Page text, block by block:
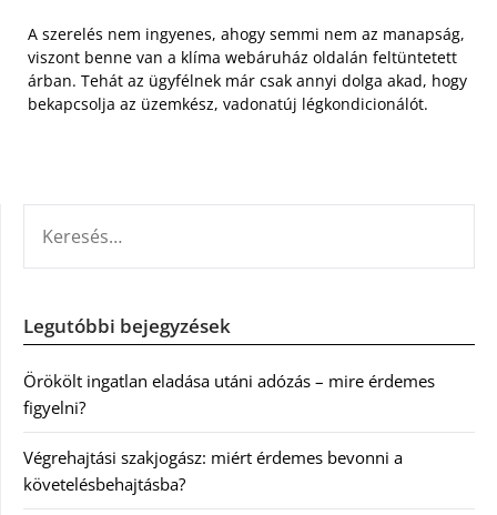
A szerelés nem ingyenes, ahogy semmi nem az manapság,
viszont benne van a klíma webáruház oldalán feltüntetett
árban. Tehát az ügyfélnek már csak annyi dolga akad, hogy
bekapcsolja az üzemkész, vadonatúj légkondicionálót.
Legutóbbi bejegyzések
Örökölt ingatlan eladása utáni adózás – mire érdemes
figyelni?
Végrehajtási szakjogász: miért érdemes bevonni a
követelésbehajtásba?